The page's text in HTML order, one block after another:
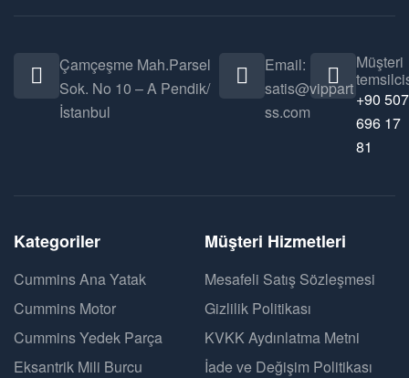
Çamçeşme Mah.Parsel
Sok. No 10 – A Pendik/
İstanbul
Email:
satis@vippart
ss.com
Müşteri
+90 507
696 17
81
Kategoriler
Cummins Ana Yatak
Cummins Motor
Cummins Yedek Parça
Eksantrik Mili Burcu
Müşteri Hizmetleri
Mesafeli Satış Sözleşmesi
Gizlilik Politikası
KVKK Aydınlatma Metni
İade ve Değişim Politikası